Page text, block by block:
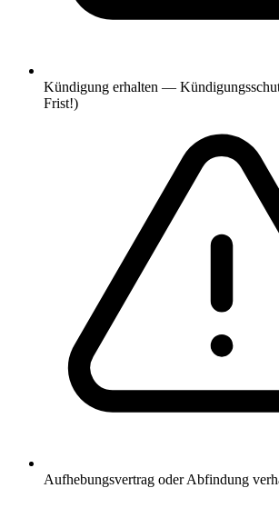
Kündigung erhalten —
Frist!)
Aufhebungsvertrag oder Abfindung